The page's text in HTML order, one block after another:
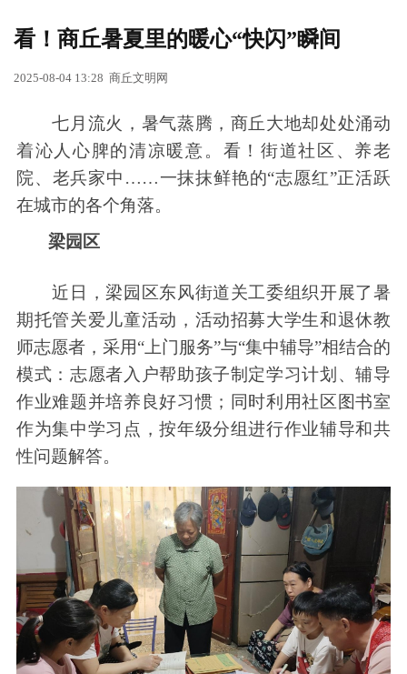
看！商丘暑夏里的暖心“快闪”瞬间
2025-08-04 13:28 商丘文明网
七月流火，暑气蒸腾，商丘大地却处处涌动
着沁人心脾的清凉暖意。看！街道社区、养老
院、老兵家中……一抹抹鲜艳的“志愿红”正活跃
在城市的各个角落。
梁园区
近日，梁园区东风街道关工委组织开展了暑
期托管关爱儿童活动，活动招募大学生和退休教
师志愿者，采用“上门服务”与“集中辅导”相结合的
模式：志愿者入户帮助孩子制定学习计划、辅导
作业难题并培养良好习惯；同时利用社区图书室
作为集中学习点，按年级分组进行作业辅导和共
性问题解答。